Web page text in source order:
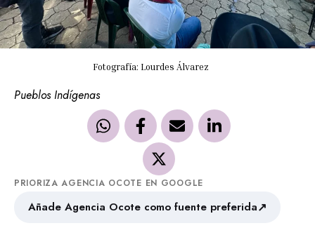
Fotografía: Lourdes Álvarez
Pueblos Indígenas
PRIORIZA AGENCIA OCOTE EN GOOGLE
Añade Agencia Ocote como fuente preferida↗